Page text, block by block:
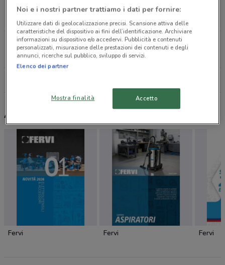
S.S. 16 Km 770,580 Bisceglie
23.2 km
Via Dei Viaggianti, 3 Molfetta
25.5 km
Altri volantini nelle vicinanze
Fervi Fervi Fervi
Noi e i nostri partner trattiamo i dati per fornire:
Utilizzare dati di geolocalizzazione precisi. Scansione attiva delle
caratteristiche del dispositivo ai fini dell’identificazione. Archiviare
informazioni su dispositivo e/o accedervi. Pubblicità e contenuti
personalizzati, misurazione delle prestazioni dei contenuti e degli
annunci, ricerche sul pubblico, sviluppo di servizi.
Elenco dei partner
Mostra finalità Accetto